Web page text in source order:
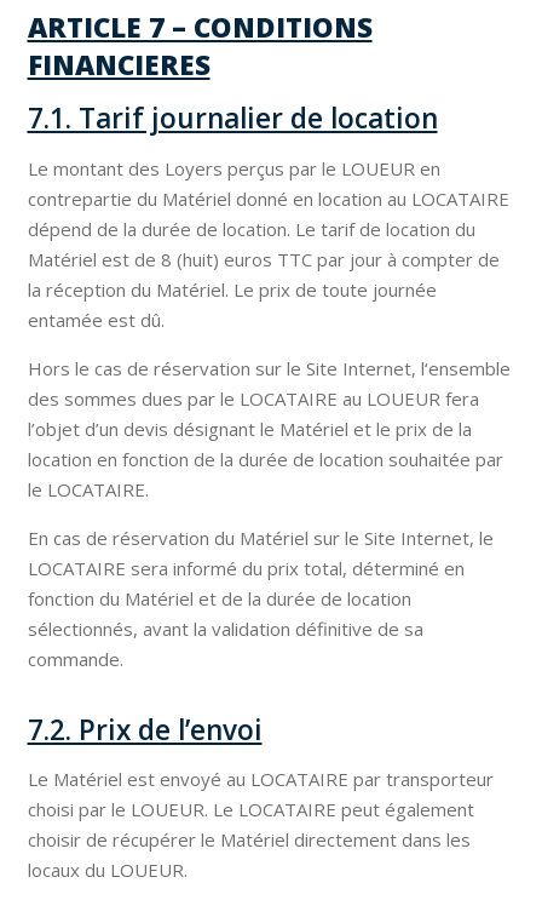
ARTICLE 7 – CONDITIONS
FINANCIERES
7.1. Tarif journalier de location
Le montant des Loyers perçus par le LOUEUR en
contrepartie du Matériel donné en location au LOCATAIRE
dépend de la durée de location. Le tarif de location du
Matériel est de 8 (huit) euros TTC par jour à compter de
la réception du Matériel. Le prix de toute journée
entamée est dû.
Hors le cas de réservation sur le Site Internet, l‘ensemble
des sommes dues par le LOCATAIRE au LOUEUR fera
l’objet d’un devis désignant le Matériel et le prix de la
location en fonction de la durée de location souhaitée par
le LOCATAIRE.
En cas de réservation du Matériel sur le Site Internet, le
LOCATAIRE sera informé du prix total, déterminé en
fonction du Matériel et de la durée de location
sélectionnés, avant la validation définitive de sa
commande.
7.2. Prix de l’envoi
Le Matériel est envoyé au LOCATAIRE par transporteur
choisi par le LOUEUR. Le LOCATAIRE peut également
choisir de récupérer le Matériel directement dans les
locaux du LOUEUR.